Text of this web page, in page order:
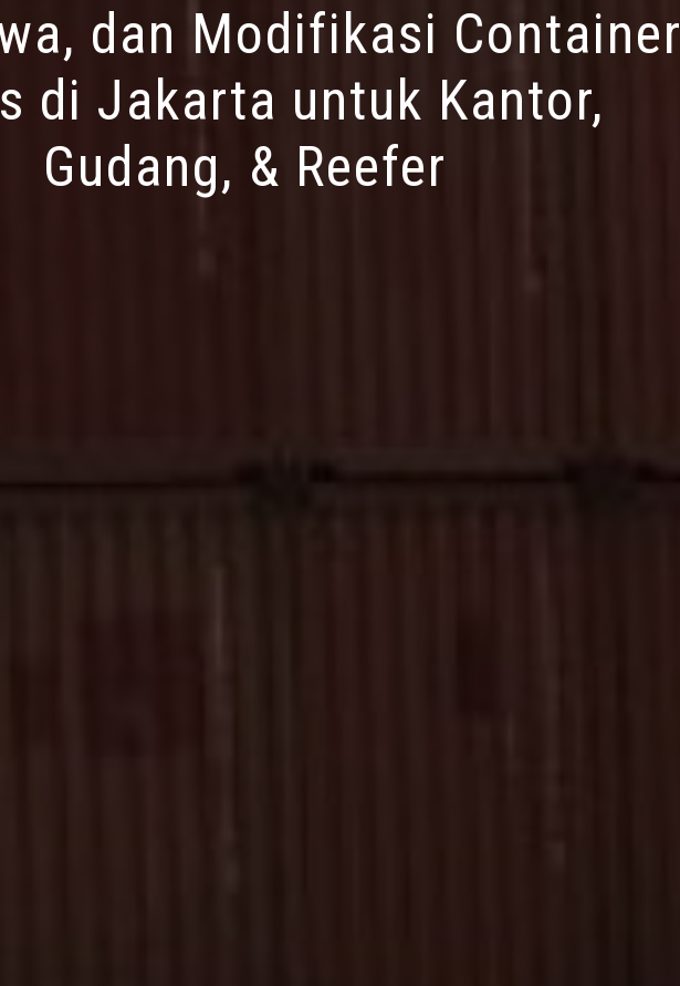
dan Modifikasi Container
di Jakarta untuk Kantor,
Gudang, & Reefer